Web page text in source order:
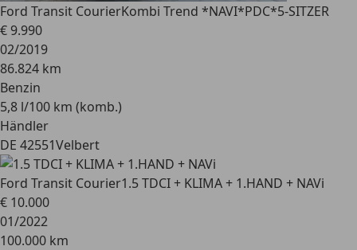
Ford Transit CourierKombi Trend *NAVI*PDC*5-SITZER
€ 9.990
02/2019
86.824 km
Benzin
5,8 l/100 km (komb.)
Händler
DE 42551Velbert
Ford Transit Courier1.5 TDCI + KLIMA + 1.HAND + NAVi
€ 10.000
01/2022
100.000 km